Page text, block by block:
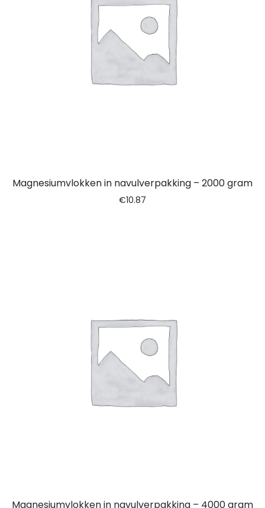
Magnesiumvlokken in navulverpakking – 2000 gram
€10.87
Magnesiumvlokken in navulverpakking – 4000 gram